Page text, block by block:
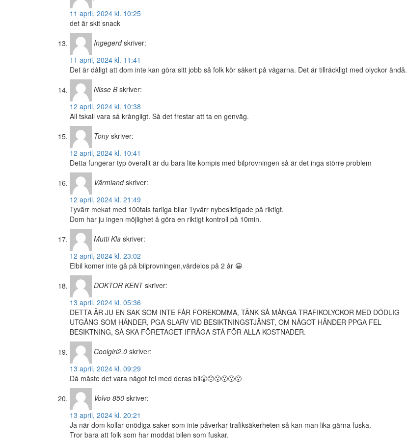
11 april, 2024 kl. 10:25
det är skit snack
Ingegerd skriver:
11 april, 2024 kl. 11:41
Det är dåligt att dom inte kan göra sitt jobb så folk kör säkert på vägarna. Det är tillräckligt med olyckor ändå.
Nisse B skriver:
12 april, 2024 kl. 10:38
All tskall vara så krångligt. Så det frestar att ta en genväg.
Tony skriver:
12 april, 2024 kl. 10:41
Detta fungerar typ överallt är du bara lite kompis med bilprovningen så är det inga större problem
Värmland skriver:
12 april, 2024 kl. 21:49
Tyvärr mekat med 100tals farliga bilar Tyvärr nybesiktigade på riktigt.
Dom har ju ingen möjlighet å göra en riktigt kontroll på 10min.
Mutti Kla skriver:
12 april, 2024 kl. 23:02
Elbil komer inte gå på bilprovningen,värdelos på 2 år 😀
DOKTOR KENT skriver:
13 april, 2024 kl. 05:36
DETTA ÄR JU EN SAK SOM INTE FÅR FÖREKOMMA, TÄNK SÅ MÅNGA TRAFIKOLYCKOR MED DÖDLIG
UTGÅNG SOM HÄNDER, PGA SLARV VID BESIKTNINGSTJÄNST, OM NÅGOT HÄNDER PPGA FEL
BESIKTNING, SÅ SKA FÖRETAGET IFRÅGA STÅ FÖR ALLA KOSTNADER.
Coolgirl2.0 skriver:
13 april, 2024 kl. 09:29
Då måste det vara något fel med deras bil😤😠😮😮😮😮
Volvo 850 skriver:
13 april, 2024 kl. 20:21
Ja när dom kollar onödiga saker som inte påverkar trafiksäkerheten så kan man lika gärna fuska.
Tror bara att folk som har moddat bilen som fuskar.